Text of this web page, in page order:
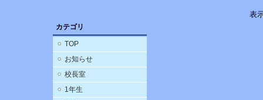
カテゴリ
TOP
お知らせ
校長室
1年生
表